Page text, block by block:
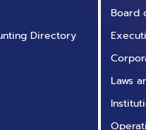
Directory
Board
Laws